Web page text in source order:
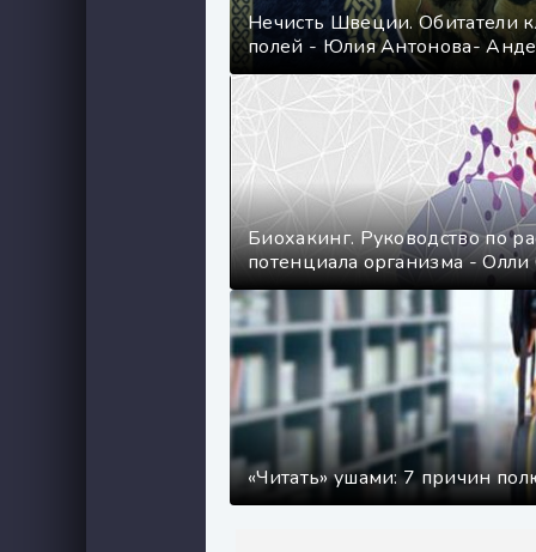
Нечисть Швеции. Обитатели
полей - Юлия Антонова-
Биохакинг. Руководство по
потенциала организма -
«Читать» ушами: 7 причин